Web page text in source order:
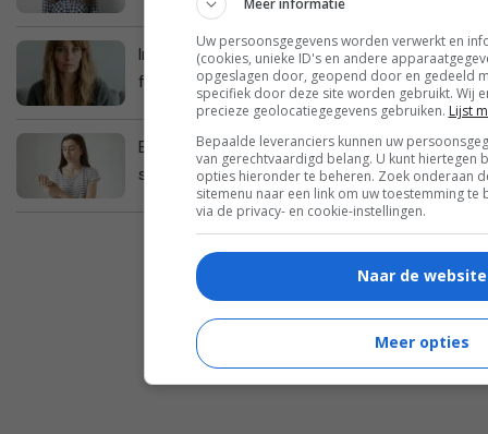
Imke: "Mijn dochter wil zelf naar school
fietsen, maar ik vind haar te jong"
Britt: “Ik heb schurft bij mijn
schoonouders opgelopen”
Meer informatie
Uw persoonsgegevens worden verwerkt en
(cookies, unieke ID's en andere
opgeslagen door, geopend door en gedeeld
specifiek door deze site worden gebruikt. Wij
precieze geolocatiegegevens gebruiken. Lijst
Bepaalde leveranciers kunnen uw
van gerechtvaardigd belang. U kunt hiertegen
opties hieronder te beheren. Zoek onderaan
sitemenu naar een link om uw toestemming te
via de privacy- en cookie-instellingen.
Naar de website
Meer opties